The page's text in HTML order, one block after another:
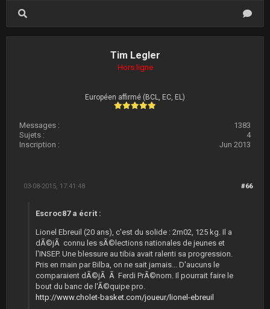
Tim Legler
Hors ligne
Européen affirmé (BCL, EC, EL)
Messages :
1383
Sujets :
4
Inscription :
Jun 2013
#66
03-08-2015, 17:41:48
Escroc87 a écrit :
Lionel Ebreuil (20 ans), c'est du solide : 2m02, 125 kg. Il a
dÃ©jÃ connu les sÃ©lections nationales de jeunes et
l'INSEP. Une blessure au tibia avait ralenti sa progression.
Pris en main par Bilba, on ne sait jamais... D'aucuns le
comparaient dÃ©jÃ Ã Ferdi PrÃ©nom. Il pourrait faire le
bout du banc de l'Ã©quipe pro.
http://www.cholet-basket.com/joueur/lionel-ebreuil